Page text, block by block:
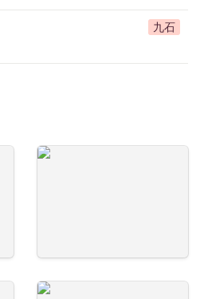
九石
五十里-写真-2
五十里-写真-5